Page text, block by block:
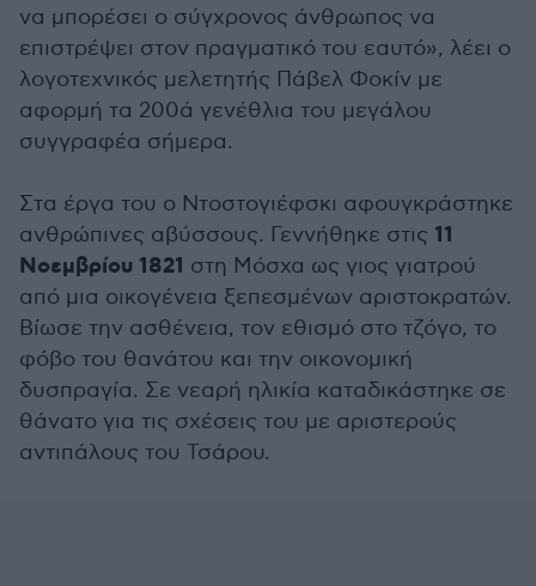
να μπορέσει ο σύγχρονος άνθρωπος να
επιστρέψει στον πραγματικό του εαυτό», λέει ο
λογοτεχνικός μελετητής Πάβελ Φοκίν με
αφορμή τα 200ά γενέθλια του μεγάλου
συγγραφέα σήμερα.
Στα έργα του ο Ντοστογιέφσκι αφουγκράστηκε
ανθρώπινες αβύσσους. Γεννήθηκε στις 11
Νοεμβρίου 1821 στη Μόσχα ως γιος γιατρού
από μια οικογένεια ξεπεσμένων αριστοκρατών.
Βίωσε την ασθένεια, τον εθισμό στο τζόγο, το
φόβο του θανάτου και την οικονομική
δυσπραγία. Σε νεαρή ηλικία καταδικάστηκε σε
θάνατο για τις σχέσεις του με αριστερούς
αντιπάλους του Τσάρου.